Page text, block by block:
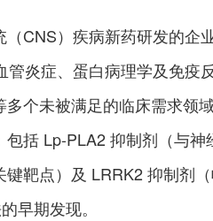
CNS）疾病新药研发的企
炎症、蛋白病理学及免疫
个未被满足的临床需求领
括 Lp-PLA2 抑制剂（与
靶点）及 LRRK2 抑制剂
早期发现。